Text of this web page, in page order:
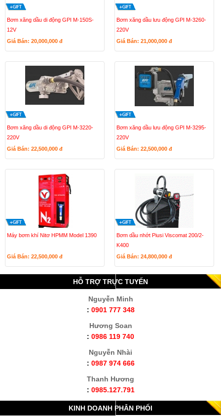
Bơm xăng dầu di động GPI M-150S-
12V
Giá Bán: 20,000,000 đ
Bơm xăng dầu lưu động GPI M-3260-
220V
Giá Bán: 21,000,000 đ
Bơm xăng dầu di động GPI M-3220-
220V
Giá Bán: 22,500,000 đ
Bơm xăng dầu lưu động GPI M-3295-
220V
Giá Bán: 22,500,000 đ
Máy bơm khí Nitơ HPMM Model 1390
Giá Bán: 22,500,000 đ
Bơm dầu nhớt Piusi Viscomat 200/2-
K400
Giá Bán: 24,800,000 đ
HỖ TRỢ TRỰC TUYẾN
Nguyễn Minh
: 0901 777 348
Hương Soan
: 0986 119 740
Nguyễn Nhài
: 0987 974 666
Thanh Hương
: 0985.127.791
KINH DOANH PHÂN PHỐI